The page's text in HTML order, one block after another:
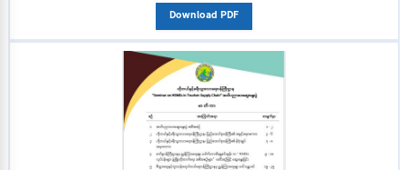
Download PDF